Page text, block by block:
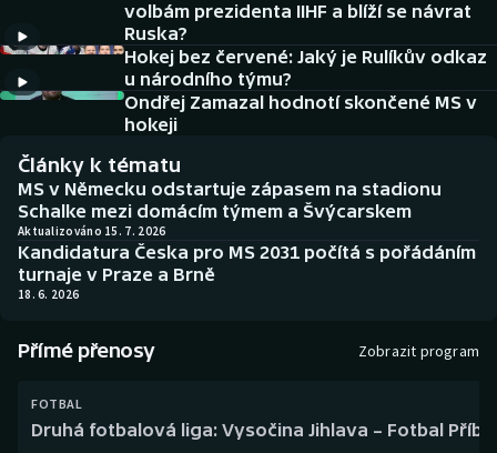
Americký fotbal
Baseball a softbal
Biatlon
Boby a skeleton
Box
Curling
Dostihy
NEPŘEHLÉDNĚTE
Historické návraty
Aplikace ČT sport
AZ kvíz
volbám prezidenta IIHF a blíží se návrat
Ruska?
Hokej bez červené: Jaký je Rulíkův odkaz
u národního týmu?
Ondřej Zamazal hodnotí skončené MS v
hokeji
Články k tématu
MS v Německu odstartuje zápasem na stadionu
Schalke mezi domácím týmem a Švýcarskem
Aktualizováno 15. 7. 2026
Kandidatura Česka pro MS 2031 počítá s pořádáním
turnaje v Praze a Brně
18. 6. 2026
Přímé přenosy Zobrazit program
FOTBAL
Druhá fotbalová liga: Vysočina Jihlava – Fotbal